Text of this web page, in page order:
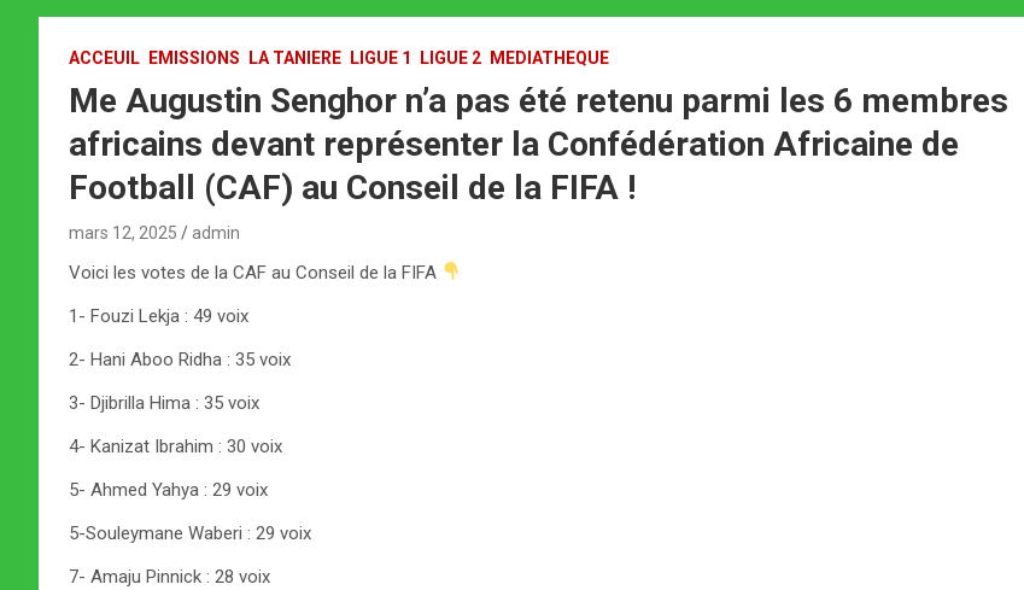
ACCEUIL EMISSIONS LA TANIERE LIGUE 1 LIGUE 2 MEDIATHEQUE
Me Augustin Senghor n’a pas été retenu parmi les 6 membres
africains devant représenter la Confédération Africaine de
Football (CAF) au Conseil de la FIFA !
mars 12, 2025 admin
Voici les votes de la CAF au Conseil de la FIFA
1- Fouzi Lekja : 49 voix
2- Hani Aboo Ridha : 35 voix
3- Djibrilla Hima : 35 voix
4- Kanizat Ibrahim : 30 voix
5- Ahmed Yahya : 29 voix
5-Souleymane Waberi : 29 voix
7- Amaju Pinnick : 28 voix